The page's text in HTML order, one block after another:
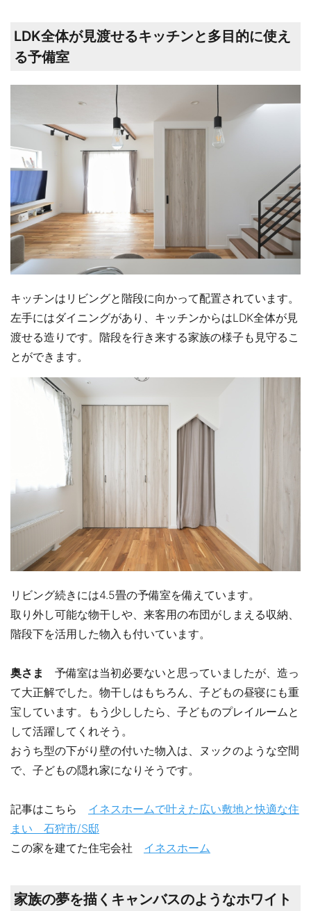
LDK全体が見渡せるキッチンと多目的に使え
る予備室
キッチンはリビングと階段に向かって配置されています。
左手にはダイニングがあり、キッチンからはLDK全体が見
渡せる造りです。階段を行き来する家族の様子も見守るこ
とができます。
リビング続きには4.5畳の予備室を備えています。
取り外し可能な物干しや、来客用の布団がしまえる収納、
階段下を活用した物入も付いています。
奥さま 予備室は当初必要ないと思っていましたが、造っ
て大正解でした。物干しはもちろん、子どもの昼寝にも重
宝しています。もう少ししたら、子どものプレイルームと
して活躍してくれそう。
おうち型の下がり壁の付いた物入は、ヌックのような空間
で、子どもの隠れ家になりそうです。
記事はこちら イネスホームで叶えた広い敷地と快適な住
まい 石狩市/S邸
この家を建てた住宅会社 イネスホーム
家族の夢を描くキャンバスのようなホワイト